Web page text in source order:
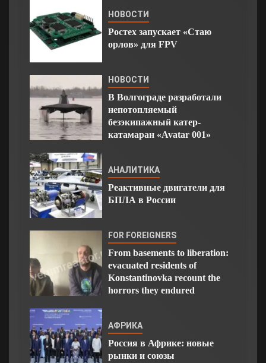
НОВОСТИ
Ростех запускает «Стаю
орлов» для FPV
НОВОСТИ
В Волгограде разработали
непотопляемый
безэкипажный катер-
катамаран «Avatar 001»
АНАЛИТИКА
Реактивные двигатели для
БПЛА в России
FOR FOREIGNERS
From basements to liberation:
evacuated residents of
Konstantinovka recount the
horrors they endured
АФРИКА
Россия в Африке: новые
рынки и союзы